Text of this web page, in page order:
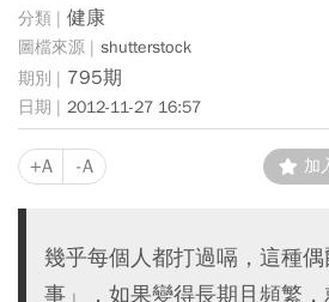
健康
shutterstock
795期
2012-11-27 16:57
+A -A 加
幾乎每個人都打過嗝，這種
事」，如果變得長期且頻繁